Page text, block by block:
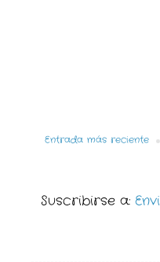
Entrada más reciente
Suscribirse a: